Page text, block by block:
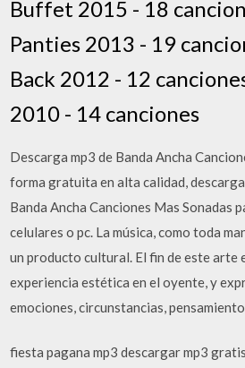
Buffet 2015 - 18
Panties 2013 - 19
Back 2012 - 12
2010 - 14 canciones
Descarga mp3 de Banda Ancha
forma gratuita en alta calidad,
Banda Ancha Canciones Mas Sonadas
celulares o pc. La música, como toda
un producto cultural. El fin de este arte
experiencia estética en el oyente, y
emociones, circunstancias,
fiesta pagana mp3 descargar mp3